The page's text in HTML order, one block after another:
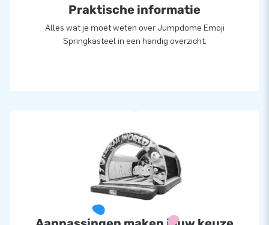
Praktische informatie
Alles wat je moet weten over Jumpdome Emoji
Springkasteel in een handig overzicht.